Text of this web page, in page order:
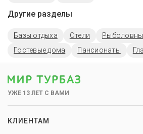
Другие разделы
Базы отдыха Отели
Гостевые дома
Пансионаты
УЖЕ 13 ЛЕТ С ВАМИ
КЛИЕНТАМ